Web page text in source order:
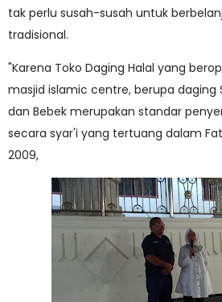
tak perlu susah-susah untuk
tradisional.
"Karena Toko Daging Halal yang
masjid islamic centre, berupa daging
dan Bebek merupakan standar
secara syar'i yang tertuang dalam
2009,